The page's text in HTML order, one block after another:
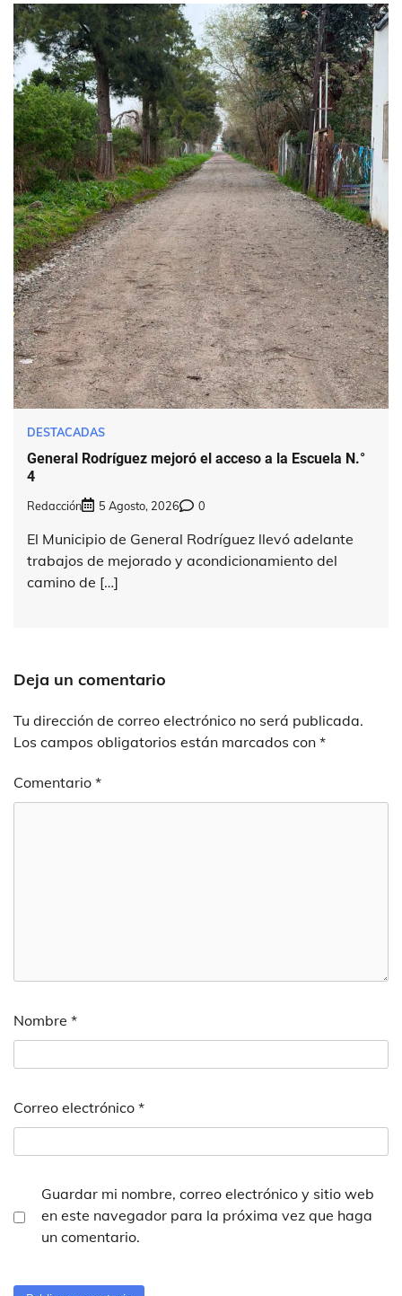
DESTACADAS
General Rodríguez mejoró el acceso a la Escuela N.°
4
Redacción 5 Agosto, 2026 0
El Municipio de General Rodríguez llevó adelante
trabajos de mejorado y acondicionamiento del
camino de […]
Deja un comentario
Tu dirección de correo electrónico no será publicada.
Los campos obligatorios están marcados con *
Comentario *
Nombre *
Correo electrónico *
Guardar mi nombre, correo electrónico y sitio web
en este navegador para la próxima vez que haga
un comentario.